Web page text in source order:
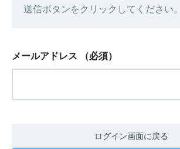
送信ボタンをクリックしてください。
メールアドレス （必須）
ログイン画面に戻る